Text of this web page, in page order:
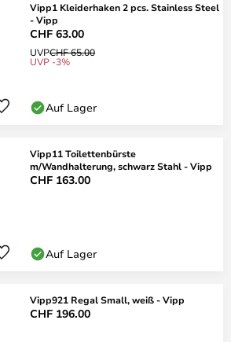
Vipp1 Kleiderhaken 2 pcs. Stainless Steel
- Vipp
CHF 63.00
UVPCHF 65.00
UVP -3%
Auf Lager
Vipp11 Toilettenbürste
m/Wandhalterung, schwarz Stahl - Vipp
CHF 163.00
Auf Lager
Vipp921 Regal Small, weiß - Vipp
CHF 196.00